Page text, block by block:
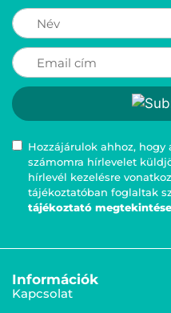
Hozzájárulok ahhoz,
számomra hírlevelet
hírlevél kezelésre
tájékoztatóban foglaltak
tájékoztató megtekintése
Információk
Kapcsolat